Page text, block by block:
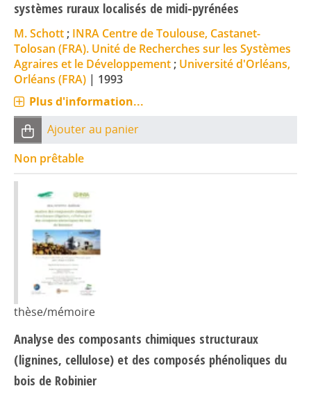
systèmes ruraux localisés de midi-pyrénées
M. Schott ; INRA Centre de Toulouse, Castanet-
Tolosan (FRA). Unité de Recherches sur les Systèmes
Agraires et le Développement ; Université d'Orléans,
Orléans (FRA) | 1993
Plus d'information...
Ajouter au panier
Non prêtable
thèse/mémoire
Analyse des composants chimiques structuraux
(lignines, cellulose) et des composés phénoliques du
bois de Robinier